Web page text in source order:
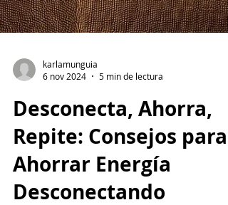
karlamunguia
6 nov 2024
5 min de lectura